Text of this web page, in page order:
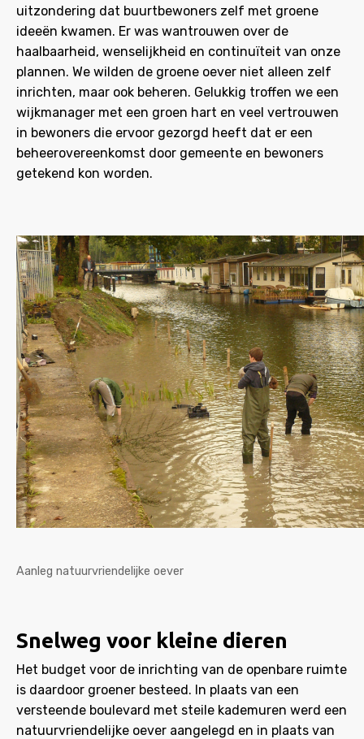
uitzondering dat buurtbewoners zelf met groene
ideeën kwamen. Er was wantrouwen over de
haalbaarheid, wenselijkheid en continuïteit van onze
plannen. We wilden de groene oever niet alleen zelf
inrichten, maar ook beheren. Gelukkig troffen we een
wijkmanager met een groen hart en veel vertrouwen
in bewoners die ervoor gezorgd heeft dat er een
beheerovereenkomst door gemeente en bewoners
getekend kon worden.
Aanleg natuurvriendelijke oever
Snelweg voor kleine dieren
Het budget voor de inrichting van de openbare ruimte
is daardoor groener besteed. In plaats van een
versteende boulevard met steile kademuren werd een
natuurvriendelijke oever aangelegd en in plaats van